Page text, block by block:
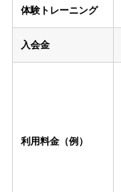
体験トレーニング
入会金
利用料金（例）